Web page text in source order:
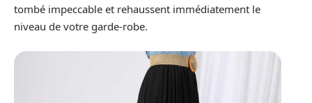
tombé impeccable et rehaussent immédiatement le
niveau de votre garde-robe.